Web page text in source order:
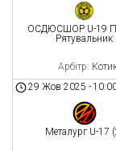
ОСДЮСШОР U-19
Рятувальник
Арбітр:
29 Жов 2025 -
Металург U-17